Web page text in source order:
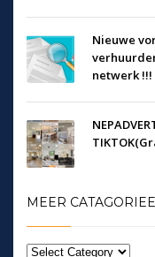
Nieuwe
netwerk !!!
MEER